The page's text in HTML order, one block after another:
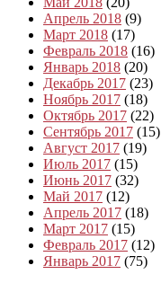
Апрель 2018 (9)
Март 2018 (17)
Февраль 2018 (16)
Январь 2018 (20)
Декабрь 2017 (23)
Ноябрь 2017 (18)
Октябрь 2017 (22)
Сентябрь 2017 (15)
Август 2017 (19)
Июль 2017 (15)
Июнь 2017 (32)
Май 2017 (12)
Апрель 2017 (18)
Март 2017 (15)
Февраль 2017 (12)
Январь 2017 (75)